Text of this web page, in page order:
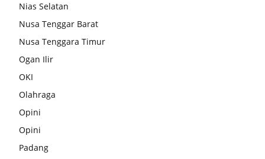
Nias Selatan
Nusa Tenggar Barat
Nusa Tenggara Timur
Ogan Ilir
OKI
Olahraga
Opini
Opini
Padang